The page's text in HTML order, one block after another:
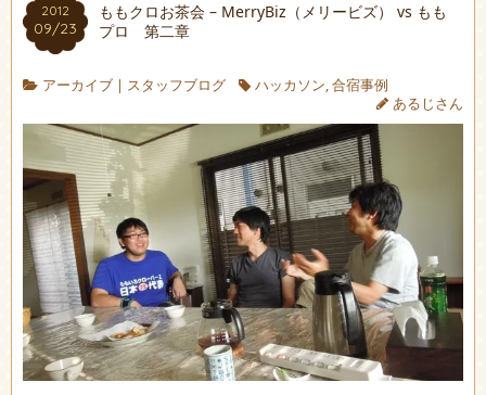
2012
09/23
ももクロお茶会 – MerryBiz（メリービズ） vs もも
プロ 第二章
アーカイブ| スタッフブログ ハッカソン,合宿事例
あるじさん